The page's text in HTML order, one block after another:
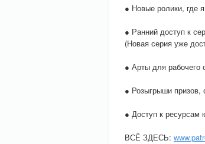
● Новые ролики, где
● Ранний доступ к
(Новая серия уже
● Арты для рабочего
● Розыгрыши призов,
● Доступ к ресурсам
ВСЁ ЗДЕСЬ: